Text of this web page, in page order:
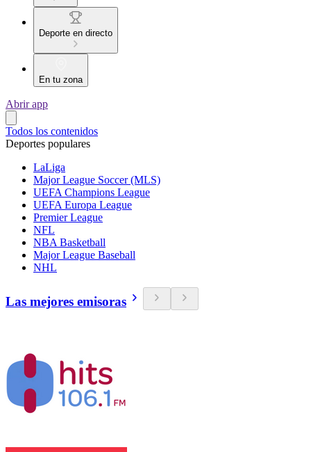
Deporte en directo
En tu zona
Abrir app
Todos los contenidos
Deportes populares
LaLiga
Major League Soccer (MLS)
UEFA Champions League
UEFA Europa League
Premier League
NFL
NBA Basketball
Major League Baseball
NHL
Las mejores emisoras